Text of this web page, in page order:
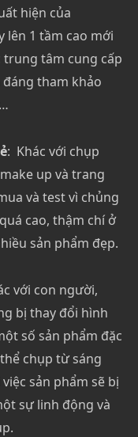
hiện của
lên 1 tầm cao mới
trung tâm cung cấp
tham khảo
: Khác với chụp
up và trang
và test vì chủng
cao, thậm chí ở
sản phẩm đẹp.
với con người,
bị thay đổi hình
số sản phẩm đặc
chụp từ sáng
sản phẩm sẽ bị
sự linh động và